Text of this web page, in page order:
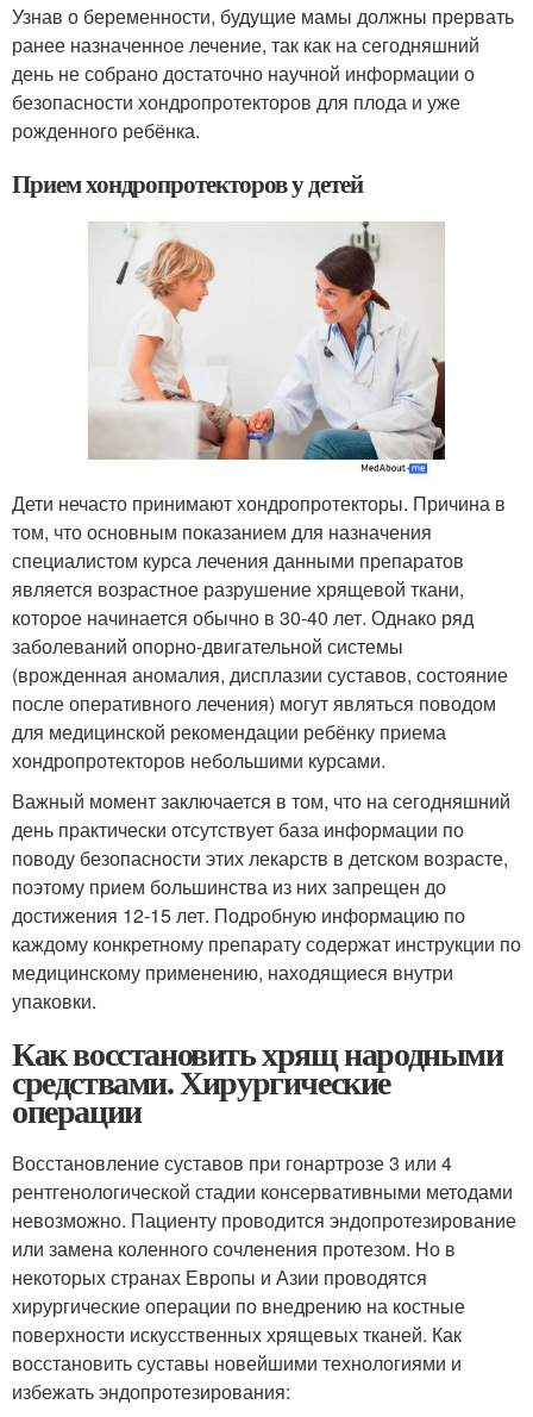
Узнав о беременности, будущие мамы должны прервать
ранее назначенное лечение, так как на сегодняшний
день не собрано достаточно научной информации о
безопасности хондропротекторов для плода и уже
рожденного ребёнка.
Прием хондропротекторов у детей
Дети нечасто принимают хондропротекторы. Причина в
том, что основным показанием для назначения
специалистом курса лечения данными препаратов
является возрастное разрушение хрящевой ткани,
которое начинается обычно в 30-40 лет. Однако ряд
заболеваний опорно-двигательной системы
(врожденная аномалия, дисплазии суставов, состояние
после оперативного лечения) могут являться поводом
для медицинской рекомендации ребёнку приема
хондропротекторов небольшими курсами.
Важный момент заключается в том, что на сегодняшний
день практически отсутствует база информации по
поводу безопасности этих лекарств в детском возрасте,
поэтому прием большинства из них запрещен до
достижения 12-15 лет. Подробную информацию по
каждому конкретному препарату содержат инструкции по
медицинскому применению, находящиеся внутри
упаковки.
Как восстановить хрящ народными
средствами. Хирургические
операции
Восстановление суставов при гонартрозе 3 или 4
рентгенологической стадии консервативными методами
невозможно. Пациенту проводится эндопротезирование
или замена коленного сочлeнения протезом. Но в
некоторых странах Европы и Азии проводятся
хирургические операции по внедрению на костные
поверхности искусственных хрящевых тканей. Как
восстановить суставы новейшими технологиями и
избежать эндопротезирования: